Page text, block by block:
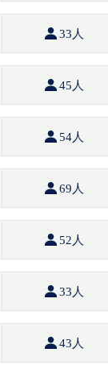
33人
45人
54人
69人
52人
33人
43人